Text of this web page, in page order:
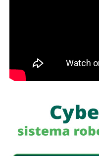
También lee:
movimientos ligados al
será habilitado como
segundo tramo